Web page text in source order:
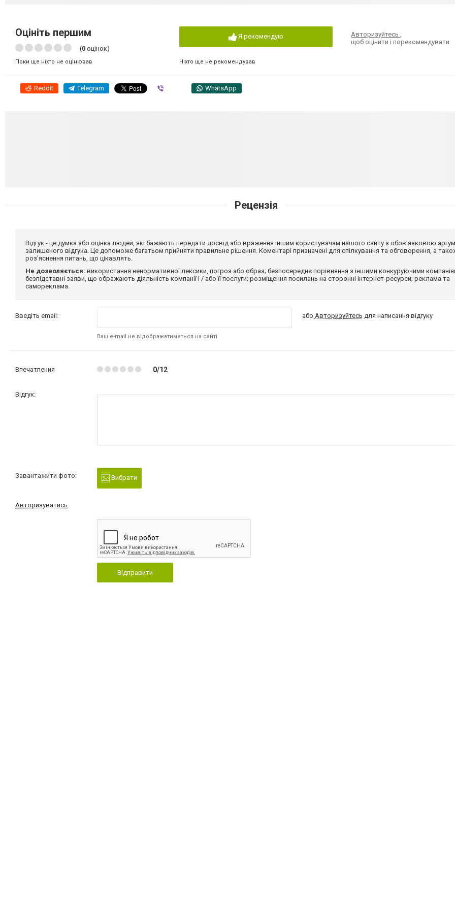
Оцініть першим
(0 оцінок)
Поки ще ніхто не оцінював
Я рекомендую
Ніхто ще не рекомендував
Авторизуйтесь,
щоб оцінити і порекомендувати
Reddit Telegram WhatsApp
Рецензія
Відгук - це думка або оцінка людей, які бажають передати досвід або враження іншим користувачам нашого сайту з обов'язковою
залишеного відгука. Це допоможе багатьом прийняти правильне рішення. Коментарі призначені для спілкування та обговорення, а
роз'яснення питань, що цікавлять.
Не дозволяється: використання ненормативної лексики, погроз або образ; безпосереднє порівняння з іншими конкуруючими
безпідставні заяви, що ображають діяльність компанії і / або її послуги; розміщення посилань на сторонні інтернет-ресурси; реклама та
самореклама.
Введіть email:
Ваш e-mail не відображатиметься на сайті
або Авторизуйтесь для написання відгуку
Впечатления 0/12
Відгук:
Завантажити фото: Вибрати
Авторизуватись
Відправити